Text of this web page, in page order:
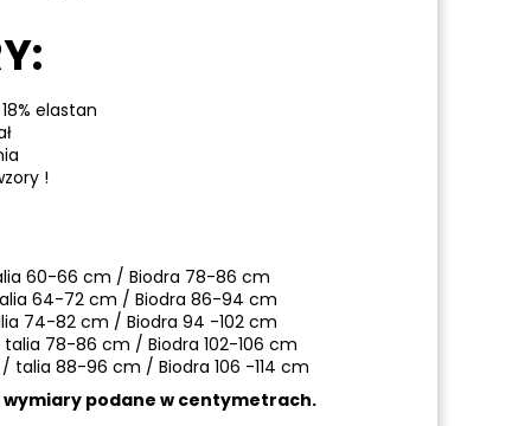
elastan
!
60-66 cm / Biodra 78-86 cm
64-72 cm / Biodra 86-94 cm
74-82 cm / Biodra 94 -102 cm
78-86 cm / Biodra 102-106 cm
/ talia 88-96 cm / Biodra 106 -114 cm
wymiary podane w centymetrach.